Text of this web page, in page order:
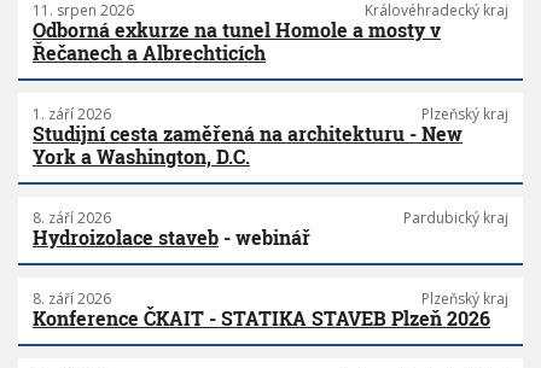
11. srpen 2026 Královéhradecký kraj
Odborná exkurze na tunel Homole a mosty v
Řečanech a Albrechticích
1. září 2026 Plzeňský kraj
Studijní cesta zaměřená na architekturu - New
York a Washington, D.C.
8. září 2026 Pardubický kraj
Hydroizolace staveb - webinář
8. září 2026 Plzeňský kraj
Konference ČKAIT - STATIKA STAVEB Plzeň 2026